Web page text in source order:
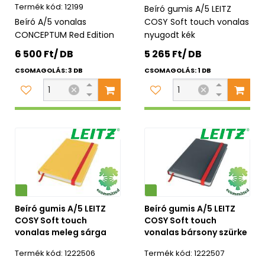
12199
Beíró A/5 vonalas
CONCEPTUM Red Edition
6 500 Ft/ DB
CSOMAGOLÁS: 3 DB
Beíró gumis A/5 LEITZ
COSY Soft touch vonalas
nyugodt kék
5 265 Ft/ DB
CSOMAGOLÁS: 1 DB
Beíró gumis A/5 LEITZ
COSY Soft touch
vonalas meleg sárga
1222506
Környezetbarát
Beíró gumis A/5 LEITZ
COSY Soft touch
vonalas bársony szürke
1222507